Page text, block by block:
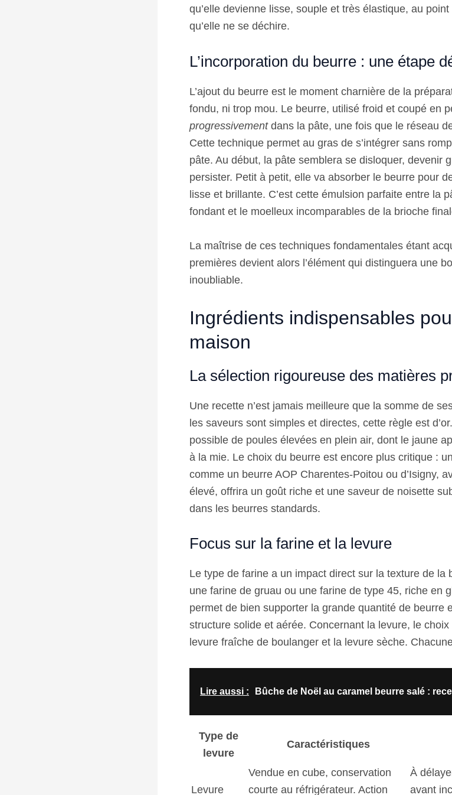
qu’elle devienne lisse, souple et très élastique, au
qu’elle ne se déchire.
L’incorporation du beurre : une étape
L’ajout du beurre est le moment charnière de la
fondu, ni trop mou. Le beurre, utilisé froid et coupé en
progressivementdans la pâte, une fois que le réseau
Cette technique permet au gras de s’intégrer sans
pâte. Au début, la pâte semblera se disloquer, devenir
persister. Petit à petit, elle va absorber le beurre pour
lisse et brillante. C’est cette émulsion parfaite entre la
fondant et le moelleux incomparables de la brioche
La maîtrise de ces techniques fondamentales étant
premières devient alors l’élément qui distinguera une
inoubliable.
Ingrédients indispensables
maison
La sélection rigoureuse des matières
Une recette n’est jamais meilleure que la somme de
les saveurs sont simples et directes, cette règle est
possible de poules élevées en plein air, dont le jaune
à la mie. Le choix du beurre est encore plus critique :
comme un beurre AOP Charentes-Poitou ou d’Isigny,
élevé, offrira un goût riche et une saveur de noisette
dans les beurres standards.
Focus sur la farine et la levure
Le type de farine a un impact direct sur la texture de la
une farine de gruau ou une farine de type 45, riche en
permet de bien supporter la grande quantité de beurre
structure solide et aérée. Concernant la levure, le
levure fraîche de boulanger et la levure sèche.
Lire aussi : Bûche de Noël au caramel beurre salé :
Type de
levure
Caractéristiques
Levure
Vendue en cube, conservation
courte au réfrigérateur. Action
À
avant